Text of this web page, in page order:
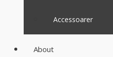
Accessoarer
About